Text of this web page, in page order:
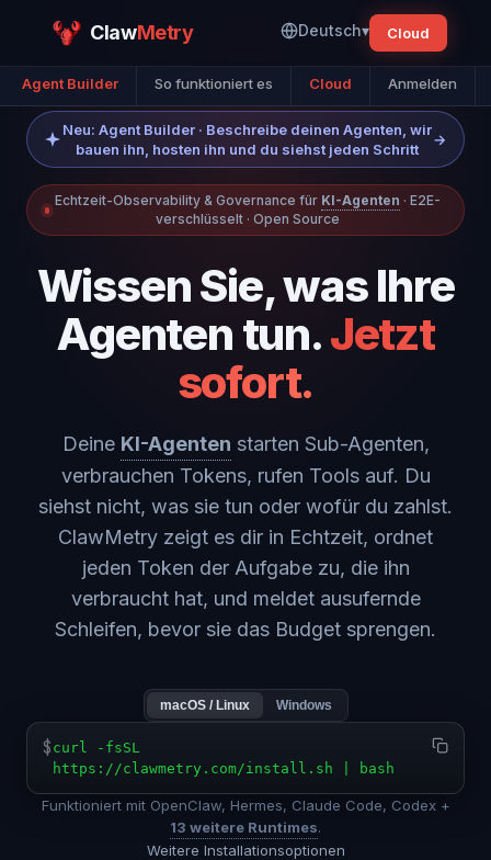
ClawMetry Deutsch▾ Cloud
Agent Builder So funktioniert es Cloud Anmelden
Neu: Agent Builder · Beschreibe deinen Agenten, wir
bauen ihn, hosten ihn und du siehst jeden Schritt
→
Echtzeit-Observability & Governance für KI-Agenten · E2E-
verschlüsselt · Open Source
Wissen Sie, was Ihre
Agenten tun.Jetzt
sofort.
Deine KI-Agenten starten Sub-Agenten,
verbrauchen Tokens, rufen Tools auf. Du
siehst nicht, was sie tun oder wofür du zahlst.
ClawMetry zeigt es dir in Echtzeit, ordnet
jeden Token der Aufgabe zu, die ihn
verbraucht hat, und meldet ausufernde
Schleifen, bevor sie das Budget sprengen.
macOS / Linux Windows
$ curl -fsSL
https://clawmetry.com/install.sh | bash
Funktioniert mit OpenClaw, Hermes, Claude Code, Codex +
13 weitere Runtimes.
Weitere Installationsoptionen